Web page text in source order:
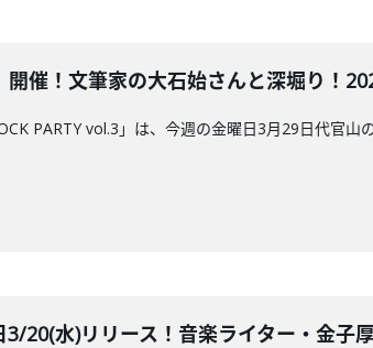
開催！文筆家の大石始さんと深堀り！
PARTY vol.3」は、今週の金曜日3月29日代官
20(水)リリース！音楽ライター・金子